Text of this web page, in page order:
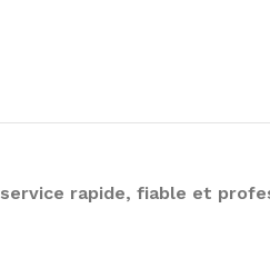
service rapide, fiable et